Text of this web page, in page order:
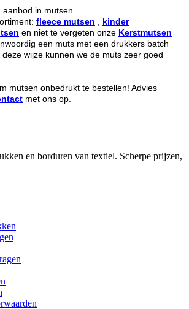
in mutsen.
fleece mutsen , kinder
en niet te vergeten onze Kerstmutsen
een muts met een drukkers batch
wijze kunnen we de muts zeer goed
mutsen onbedrukt te bestellen! Advies
met ons op.
en borduren van textiel. Scherpe prijzen,